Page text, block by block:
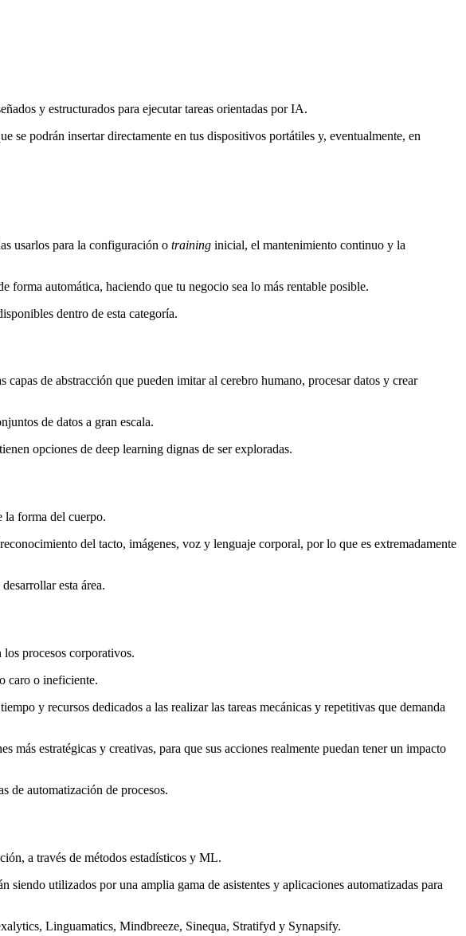
y estructurados para ejecutar tareas orientadas por IA.
podrán insertar directamente en tus dispositivos portátiles y, eventualmente, en
usarlos para la configuración o training inicial, el mantenimiento continuo y la
forma automática, haciendo que tu negocio sea lo más rentable posible.
dentro de esta categoría.
de abstracción que pueden imitar al cerebro humano, procesar datos y crear
de datos a gran escala.
opciones de deep learning dignas de ser exploradas.
la forma del cuerpo.
del tacto, imágenes, voz y lenguaje corporal, por lo que es extremadamente
esta área.
procesos corporativos.
caro o ineficiente.
y recursos dedicados a las realizar las tareas mecánicas y repetitivas que demanda
estratégicas y creativas, para que sus acciones realmente puedan tener un impacto
de automatización de procesos.
a través de métodos estadísticos y ML.
utilizados por una amplia gama de asistentes y aplicaciones automatizadas para
Linguamatics, Mindbreeze, Sinequa, Stratifyd y Synapsify.